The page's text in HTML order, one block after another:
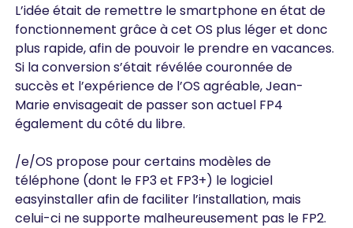
L’idée était de remettre le smartphone en état de
fonctionnement grâce à cet OS plus léger et donc
plus rapide, afin de pouvoir le prendre en vacances.
Si la conversion s’était révélée couronnée de
succès et l’expérience de l’OS agréable, Jean-
Marie envisageait de passer son actuel FP4
également du côté du libre.
/e/OS propose pour certains modèles de
téléphone (dont le FP3 et FP3+) le logiciel
easyinstaller afin de faciliter l’installation, mais
celui-ci ne supporte malheureusement pas le FP2.